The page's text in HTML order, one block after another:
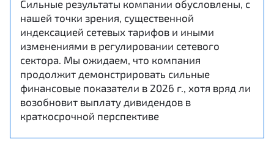
Сильные результаты компании обусловлены, с
нашей точки зрения, существенной
индексацией сетевых тарифов и иными
изменениями в регулировании сетевого
сектора. Мы ожидаем, что компания
продолжит демонстрировать сильные
финансовые показатели в 2026 г., хотя вряд ли
возобновит выплату дивидендов в
краткосрочной перспективе